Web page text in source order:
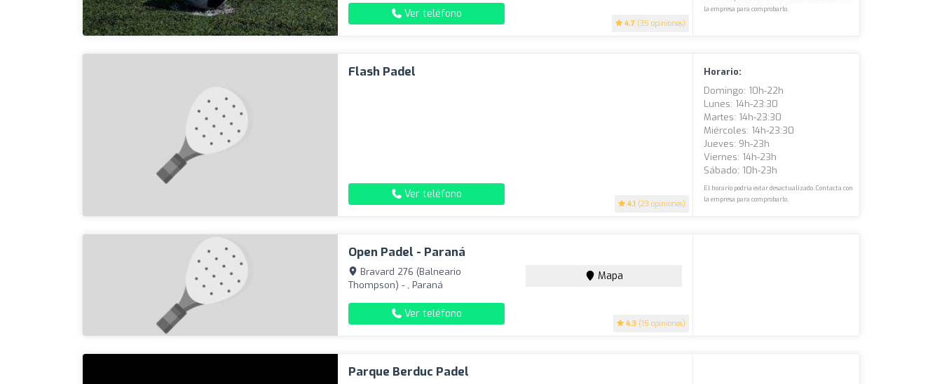
4.7 (35 opiniones)
Ver teléfono
la empresa para comprobarlo.
Flash Padel
4.1 (23 opiniones)
Ver teléfono
Horario:
Domingo: 10h-22h
Lunes: 14h-23:30
Martes: 14h-23:30
Miércoles: 14h-23:30
Jueves: 9h-23h
Viernes: 14h-23h
Sábado: 10h-23h
El horario podría estar desactualizado. Contacta con
la empresa para comprobarlo.
Open Padel - Paraná
4.3 (15 opiniones)
Bravard 276 (Balneario
Thompson) - , Paraná
Mapa
Ver teléfono
Parque Berduc Padel